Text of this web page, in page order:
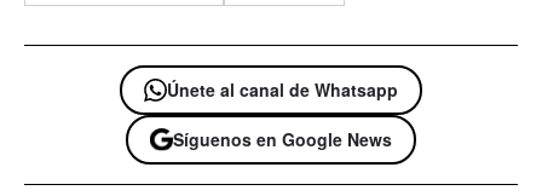
Únete al canal de Whatsapp
Síguenos en Google News